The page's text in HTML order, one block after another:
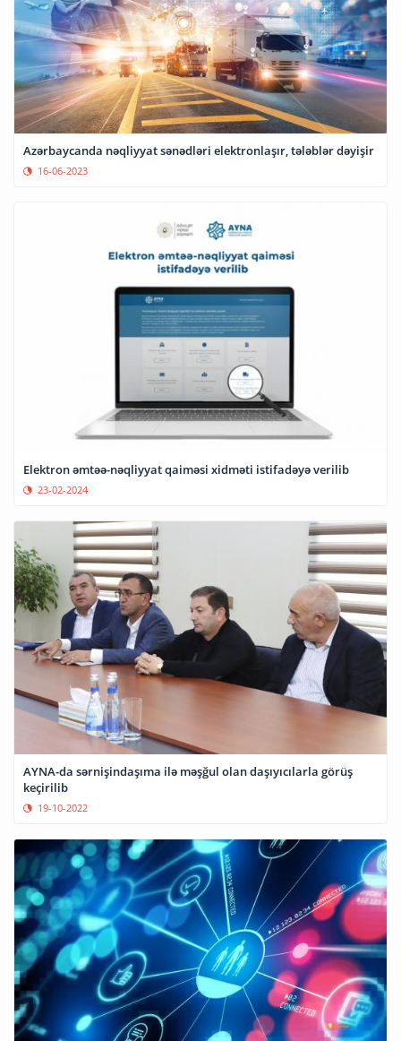
Azərbaycanda nəqliyyat sənədləri elektronlaşır, tələblər dəyişir
16-06-2023
Elektron əmtəə-nəqliyyat qaiməsi xidməti istifadəyə verilib
23-02-2024
AYNA-da sərnişindaşıma ilə məşğul olan daşıyıcılarla görüş
keçirilib
19-10-2022